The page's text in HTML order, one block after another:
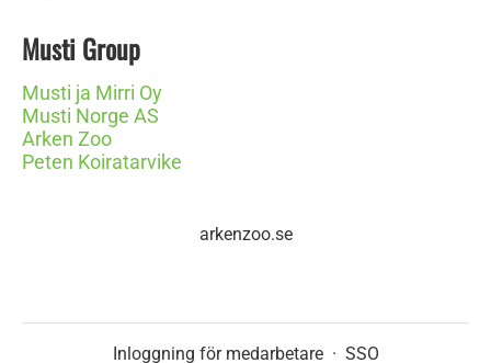
Musti Group
Musti ja Mirri Oy
Musti Norge AS
Arken Zoo
Peten Koiratarvike
arkenzoo.se
Inloggning för medarbetare · SSO